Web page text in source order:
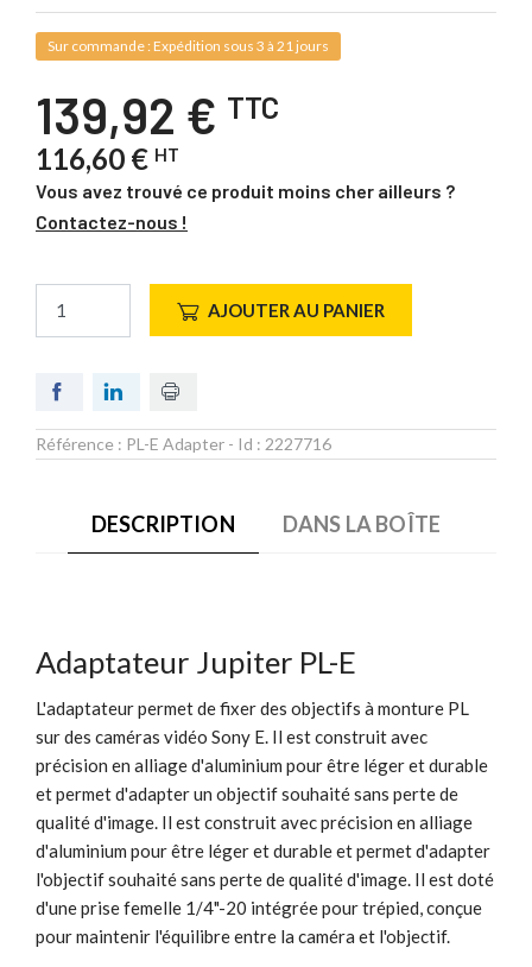
Sur commande : Expédition sous 3 à 21 jours
139,92 € TTC
116,60 € HT
Vous avez trouvé ce produit moins cher ailleurs ?
Contactez-nous !
AJOUTER AU PANIER
Référence : PL-E Adapter - Id : 2227716
DESCRIPTION DANS LA BOÎTE
Adaptateur Jupiter PL-E
L'adaptateur permet de fixer des objectifs à monture PL
sur des caméras vidéo Sony E. Il est construit avec
précision en alliage d'aluminium pour être léger et durable
et permet d'adapter un objectif souhaité sans perte de
qualité d'image. Il est construit avec précision en alliage
d'aluminium pour être léger et durable et permet d'adapter
l'objectif souhaité sans perte de qualité d'image. Il est doté
d'une prise femelle 1/4"-20 intégrée pour trépied, conçue
pour maintenir l'équilibre entre la caméra et l'objectif.